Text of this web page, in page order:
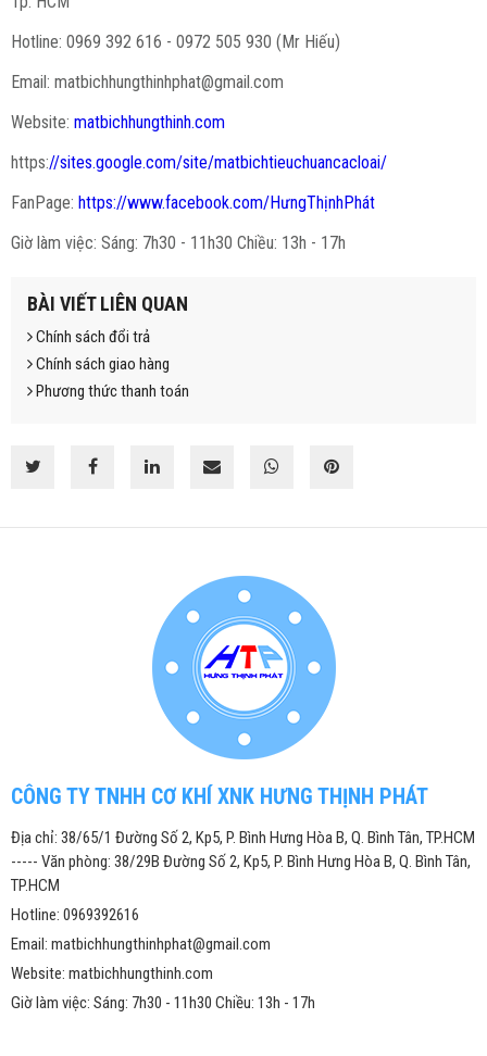
Hotline: 0969 392 616 - 0972 505 930 (Mr Hiếu)
Email: matbichhungthinhphat@gmail.com
Website: matbichhungthinh.com
https://sites.google.com/site/matbichtieuchuancacloai/
FanPage: https://www.facebook.com/HưngThịnhPhát
Giờ làm việc: Sáng: 7h30 - 11h30 Chiều: 13h - 17h
BÀI VIẾT LIÊN QUAN
Chính sách đổi trả
Chính sách giao hàng
Phương thức thanh toán
CÔNG TY TNHH CƠ KHÍ XNK HƯNG THỊNH PHÁT
Địa chỉ: 38/65/1 Đường Số 2, Kp5, P. Bình Hưng Hòa B, Q. Bình Tân, TP.HCM
----- Văn phòng: 38/29B Đường Số 2, Kp5, P. Bình Hưng Hòa B, Q. Bình Tân,
TP.HCM
Hotline: 0969392616
Email: matbichhungthinhphat@gmail.com
Website: matbichhungthinh.com
Giờ làm việc: Sáng: 7h30 - 11h30 Chiều: 13h - 17h